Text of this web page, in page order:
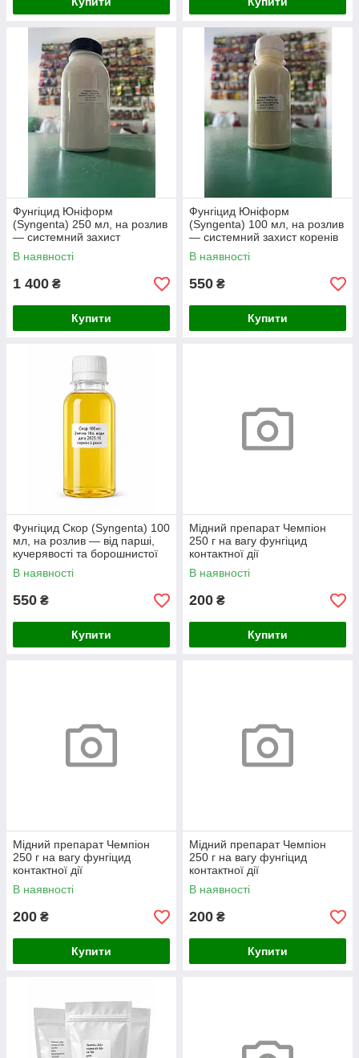
Фунгіцид Юніформ
(Syngenta) 250 мл, на розлив
— системний захист
кореневої системи та стебла
В наявності
1 400 ₴
Купити
Фунгіцид Юніформ
(Syngenta) 100 мл, на розлив
— системний захист коренів
та стебла
В наявності
550 ₴
Купити
Фунгіцид Скор (Syngenta) 100
мл, на розлив — від парші,
кучерявості та борошнистої
роси
В наявності
550 ₴
Купити
Мідний препарат Чемпіон
250 г на вагу фунгіцид
контактної дії
В наявності
200 ₴
Купити
Мідний препарат Чемпіон
250 г на вагу фунгіцид
контактної дії
В наявності
200 ₴
Купити
Мідний препарат Чемпіон
250 г на вагу фунгіцид
контактної дії
В наявності
200 ₴
Купити